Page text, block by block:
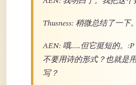
Thusness: 稍微总结了一下。
AEN: 哦……但它挺短的。
不要用诗的形式？也就是
写？